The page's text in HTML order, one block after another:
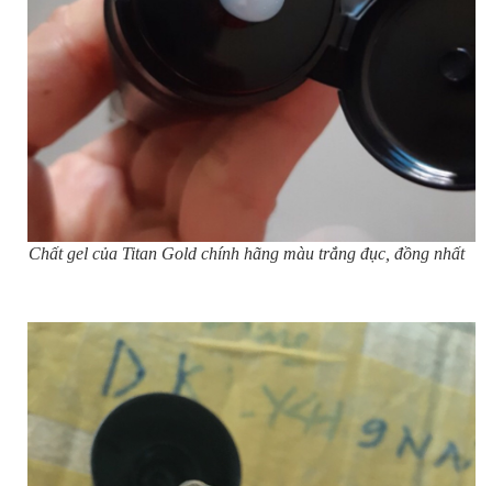
Chất gel của Titan Gold chính hãng màu trắng đục, đồng nhất